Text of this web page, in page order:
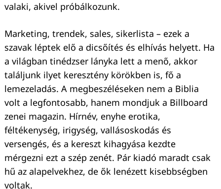
valaki, akivel próbálkozunk.
Marketing, trendek, sales, sikerlista – ezek a
szavak léptek elő a dicsőítés és elhívás helyett. Ha
a világban tinédzser lányka lett a menő, akkor
találjunk ilyet keresztény körökben is, fő a
lemezeladás. A megbeszéléseken nem a Biblia
volt a legfontosabb, hanem mondjuk a Billboard
zenei magazin. Hírnév, enyhe erotika,
féltékenység, irigység, vallásoskodás és
versengés, és a kereszt kihagyása kezdte
mérgezni ezt a szép zenét. Pár kiadó maradt csak
hű az alapelvekhez, de ők lenézett kisebbségben
voltak.
Keresés: